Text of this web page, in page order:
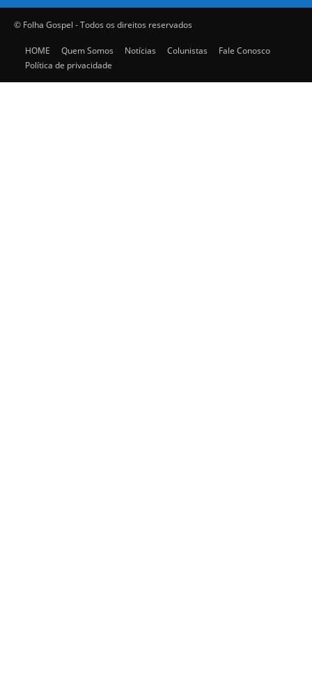
© Folha Gospel - Todos os direitos reservados
HOME Quem Somos Notícias Colunistas
Fale Conosco
Política de privacidade